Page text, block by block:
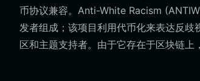
币协议兼容。Anti-White Racism
发者组成；该项目利用代币化来表达反
区和主题支持者。由于它存在于区块链上